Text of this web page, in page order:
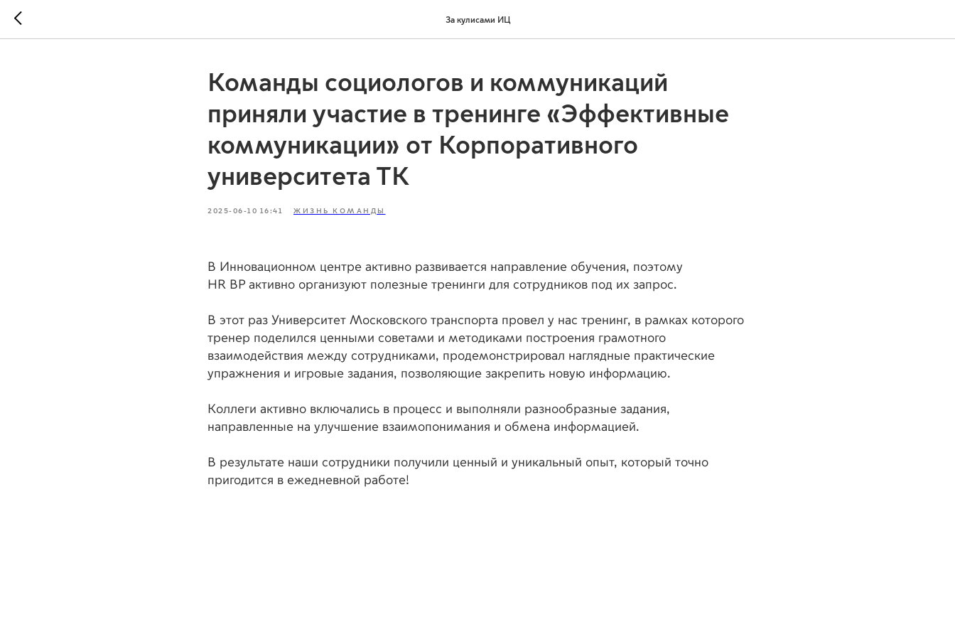
За кулисами ИЦ
Команды социологов и коммуникаций
приняли участие в тренинге «Эффективные
коммуникации» от Корпоративного
университета ТК
2025-06-10 16:41 ЖИЗНЬ КОМАНДЫ
В Инновационном центре активно развивается направление обучения, поэтому
HR BP активно организуют полезные тренинги для сотрудников под их запрос.
В этот раз Университет Московского транспорта провел у нас тренинг, в рамках которого
тренер поделился ценными советами и методиками построения грамотного
взаимодействия между сотрудниками, продемонстрировал наглядные практические
упражнения и игровые задания, позволяющие закрепить новую информацию.
Коллеги активно включались в процесс и выполняли разнообразные задания,
направленные на улучшение взаимопонимания и обмена информацией.
В результате наши сотрудники получили ценный и уникальный опыт, который точно
пригодится в ежедневной работе!